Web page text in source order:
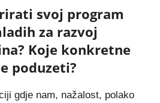
svoj program
za razvoj
Koje konkretne
poduzeti?
gdje nam, nažalost, polako